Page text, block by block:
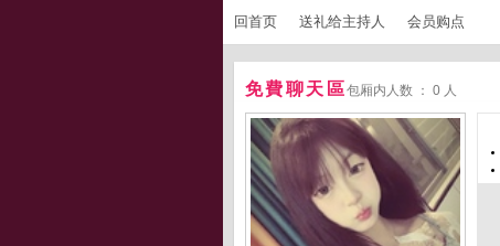
回首页 送礼给主持人 会员购点
免費聊天區包厢内人数 ： 0 人